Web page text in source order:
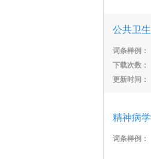
公共卫
词条样例：
下载次数：
更新时间：
精神病
词条样例：